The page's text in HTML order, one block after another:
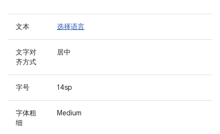
文本 选择语言
文字对
齐方式
居中
字号 14sp
字体粗
细
Medium